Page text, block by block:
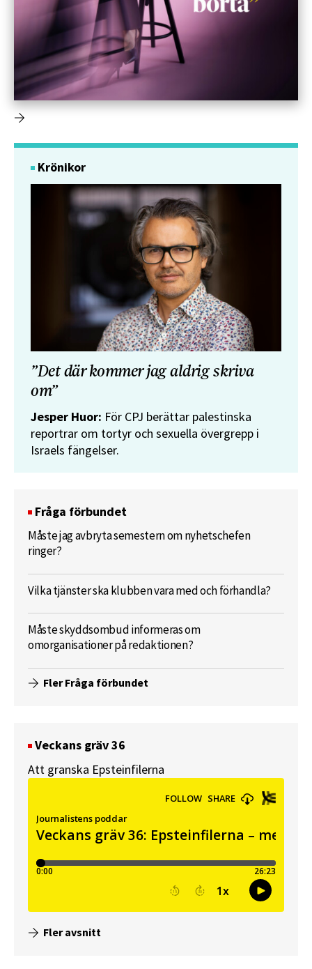
Krönikor
”Det där kommer jag aldrig skriva
om”
Jesper Huor: För CPJ berättar palestinska
reportrar om tortyr och sexuella övergrepp i
Israels fängelser.
Fråga förbundet
Måste jag avbryta semestern om nyhetschefen
ringer?
Vilka tjänster ska klubben vara med och förhandla?
Måste skyddsombud informeras om
omorganisationer på redaktionen?
Fler Fråga förbundet
Veckans gräv 36
Att granska Epsteinfilerna
Fler avsnitt